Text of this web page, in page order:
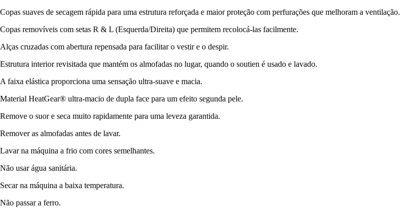
Copas suaves de secagem rápida para uma estrutura reforçada e maior proteção com perfurações que melhoram a ventilação.
Copas removíveis com setas R & L (Esquerda/Direita) que permitem recolocá-las facilmente.
Alças cruzadas com abertura repensada para facilitar o vestir e o despir.
Estrutura interior revisitada que mantém os almofadas no lugar, quando o soutien é usado e lavado.
A faixa elástica proporciona uma sensação ultra-suave e macia.
Material HeatGear® ultra-macio de dupla face para um efeito segunda pele.
Remove o suor e seca muito rapidamente para uma leveza garantida.
Remover as almofadas antes de lavar.
Lavar na máquina a frio com cores semelhantes.
Não usar água sanitária.
Secar na máquina a baixa temperatura.
Não passar a ferro.